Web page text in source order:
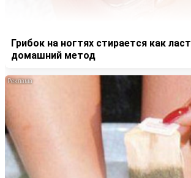
Грибок на ногтях стирается как
домашний метод